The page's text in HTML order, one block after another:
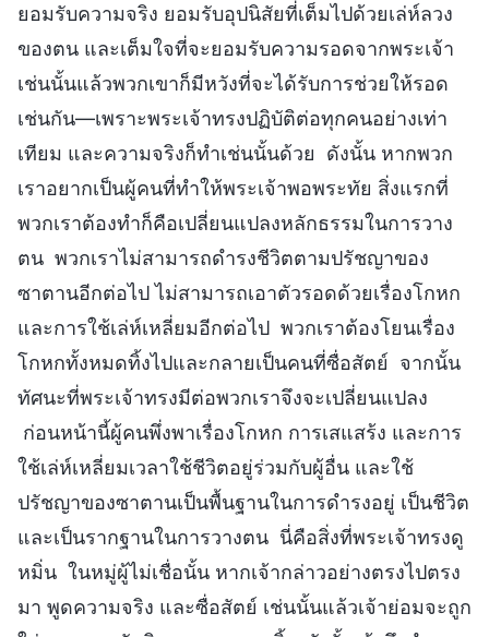
ยอมรับความจริง ยอมรับอุปนิสัยที่เต็มไปด้วยเล่ห์ลวง
ของตน และเต็มใจที่จะยอมรับความรอดจากพระเจ้า
เช่นนั้นแล้วพวกเขาก็มีหวังที่จะได้รับการช่วยให้รอด
เช่นกัน—เพราะพระเจ้าทรงปฏิบัติต่อทุกคนอย่างเท่า
เทียม และความจริงก็ทำเช่นนั้นด้วย ดังนั้น หากพวก
เราอยากเป็นผู้คนที่ทำให้พระเจ้าพอพระทัย สิ่งแรกที่
พวกเราต้องทำก็คือเปลี่ยนแปลงหลักธรรมในการวาง
ตน พวกเราไม่สามารถดำรงชีวิตตามปรัชญาของ
ซาตานอีกต่อไป ไม่สามารถเอาตัวรอดด้วยเรื่องโกหก
และการใช้เล่ห์เหลี่ยมอีกต่อไป พวกเราต้องโยนเรื่อง
โกหกทั้งหมดทิ้งไปและกลายเป็นคนที่ซื่อสัตย์ จากนั้น
ทัศนะที่พระเจ้าทรงมีต่อพวกเราจึงจะเปลี่ยนแปลง
ก่อนหน้านี้ผู้คนพึ่งพาเรื่องโกหก การเสแสร้ง และการ
ใช้เล่ห์เหลี่ยมเวลาใช้ชีวิตอยู่ร่วมกับผู้อื่น และใช้
ปรัชญาของซาตานเป็นพื้นฐานในการดำรงอยู่ เป็นชีวิต
และเป็นรากฐานในการวางตน นี่คือสิ่งที่พระเจ้าทรงดู
หมิ่น ในหมู่ผู้ไม่เชื่อนั้น หากเจ้ากล่าวอย่างตรงไปตรง
มา พูดความจริง และซื่อสัตย์ เช่นนั้นแล้วเจ้าย่อมจะถูก